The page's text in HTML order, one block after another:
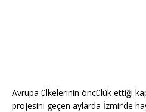
Avrupa ülkelerinin öncülük ettiği
projesini geçen aylarda İzmir’de